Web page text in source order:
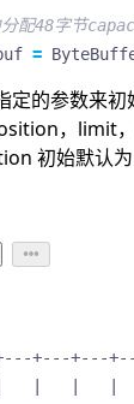
配48字节
=
定的参数来
，limit
初始默认
+---+---